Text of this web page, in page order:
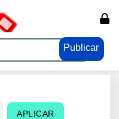
Publicar
APLICAR